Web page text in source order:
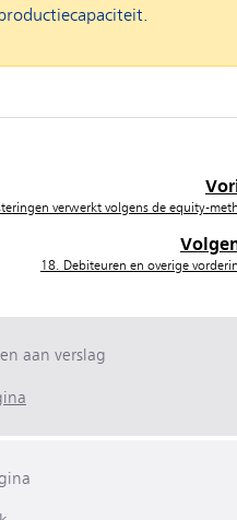
18. Debiteuren en overige
verwerkt volgens de equity-
aan verslag